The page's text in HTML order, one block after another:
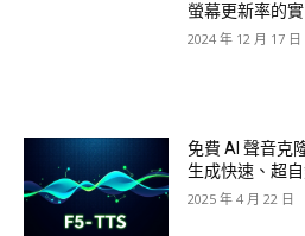
螢幕更新率的
2024 年 12 月 17 日
免費 AI 聲音克
生成快速、超
2025 年 4 月 22 日